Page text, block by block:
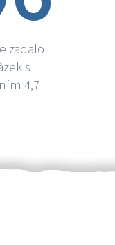
zadalo
s
4,7